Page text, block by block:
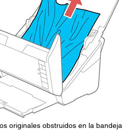
originales obstruidos en la bandeja